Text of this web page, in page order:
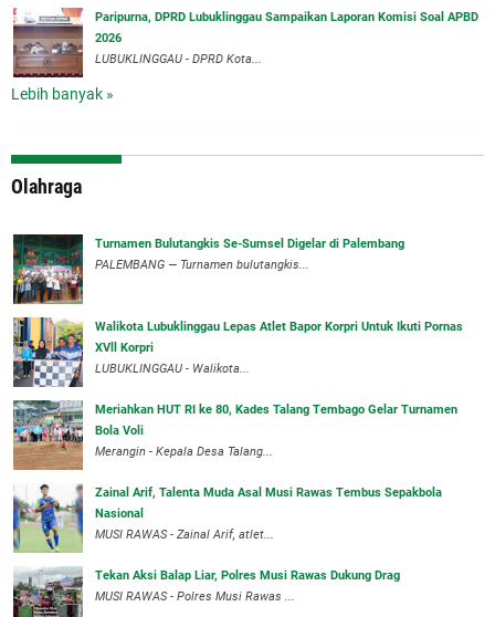
Paripurna, DPRD Lubuklinggau Sampaikan Laporan Komisi Soal APBD
2026
LUBUKLINGGAU - DPRD Kota...
Lebih banyak »
Olahraga
Turnamen Bulutangkis Se-Sumsel Digelar di Palembang
PALEMBANG — Turnamen bulutangkis...
Walikota Lubuklinggau Lepas Atlet Bapor Korpri Untuk Ikuti Pornas
XVll Korpri
LUBUKLINGGAU - Walikota...
Meriahkan HUT RI ke 80, Kades Talang Tembago Gelar Turnamen
Bola Voli
Merangin - Kepala Desa Talang...
Zainal Arif, Talenta Muda Asal Musi Rawas Tembus Sepakbola
Nasional
MUSI RAWAS - Zainal Arif, atlet...
Tekan Aksi Balap Liar, Polres Musi Rawas Dukung Drag
MUSI RAWAS - Polres Musi Rawas ...